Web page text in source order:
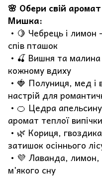
🌸 Обери свій
Мишка:
• 🍋 Чебрець і
спів пташок
• 🍒 Вишня та
кожному вдиху
• 🍓 Полуниця, мед
настрій для
• 🍊 Цедра
аромат теплої
• 🌿 Кориця,
затишок осіннього
• 💜 Лаванда,
м’якого сну